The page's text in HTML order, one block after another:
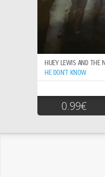
HUEY LEWIS AND THE
HE DON`T KNOW
0.99€